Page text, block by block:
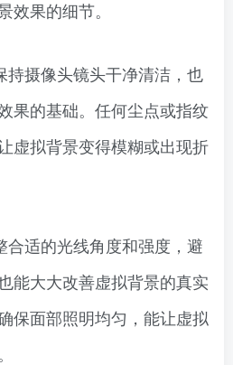
效果的细节。
持摄像头镜头干净清洁，也
果的基础。任何尘点或指纹
虚拟背景变得模糊或出现折
合适的光线角度和强度，避
能大大改善虚拟背景的真实
保面部照明均匀，能让虚拟